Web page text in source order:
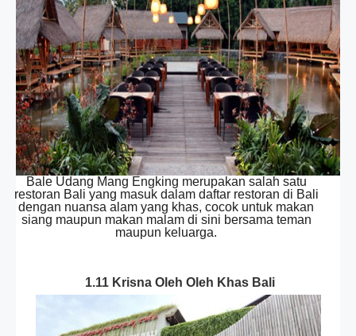
Bale Udang Mang Engking merupakan salah satu
restoran Bali yang masuk dalam daftar restoran di Bali
dengan nuansa alam yang khas, cocok untuk makan
siang maupun makan malam di sini bersama teman
maupun keluarga.
1.11 Krisna Oleh Oleh Khas Bali